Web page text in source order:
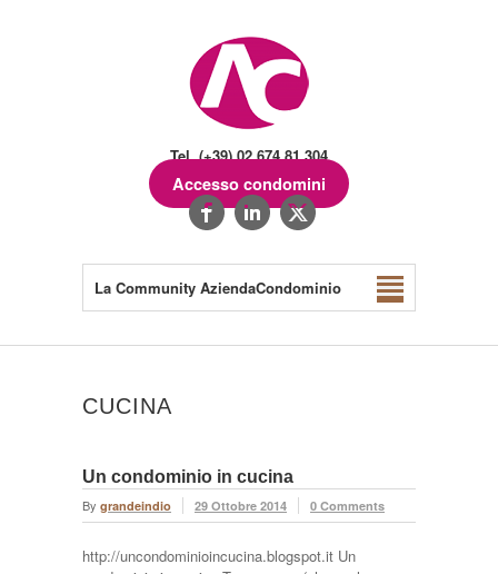
Tel. (+39) 02.674.81.304
Accesso condomini
La Community AziendaCondominio
CUCINA
Un condominio in cucina
By grandeindio 29 Ottobre 2014 0 Comments
http://uncondominioincucina.blogspot.it Un